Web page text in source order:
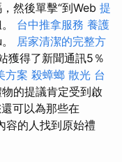
然後單擊“到Web 提
台中推拿服務 養護
居家清潔的完整方
獲得了新聞通訊5％
方案 殺蟑螂 散光 台
的提議肯定受到啟
可以為那些在
容的人找到原始禮